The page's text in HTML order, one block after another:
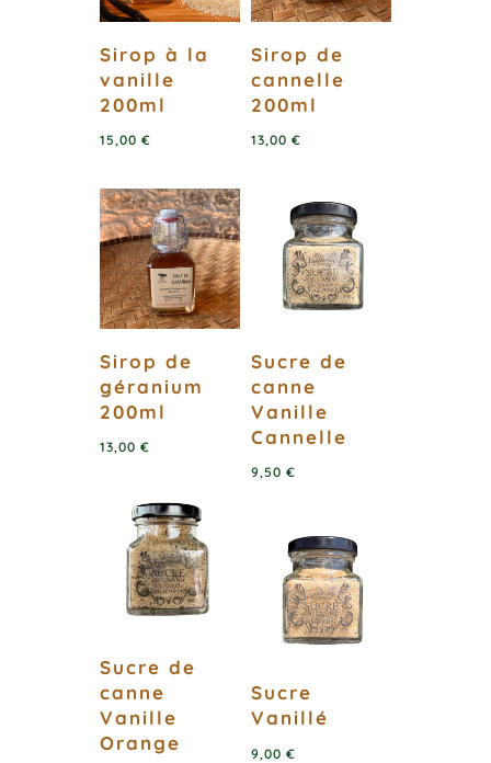
Sirop à la
vanille
200ml
15,00 €
Sirop de
cannelle
200ml
13,00€
Sirop de
géranium
200ml
13,00 €
Sucre de
canne
Vanille
Cannelle
9,50€
Sucre de
canne
Vanille
Orange
Sucre
Vanillé
9,00€